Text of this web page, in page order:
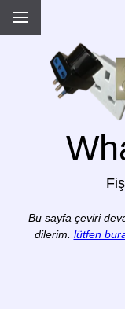
Bu sayfa çeviri
dilerim. lütfen